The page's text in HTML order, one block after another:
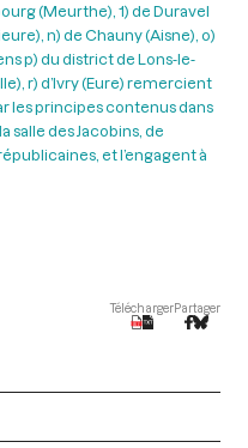
(Meurthe), 1) de Duravel
n) de Chauny (Aisne), o)
p) du district de Lons-le-
r) d’Ivry (Eure) remercient
les principes contenus dans
salle des Jacobins, de
et l’engagent à
TéléchargerPartager